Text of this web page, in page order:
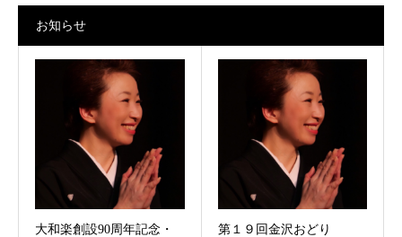
お知らせ
大和楽創設90周年記念・
第１９回金沢おどり